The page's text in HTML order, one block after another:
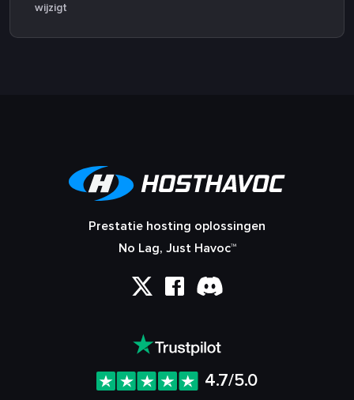
wijzigt
Prestatie hosting oplossingen
No Lag, Just Havoc™
4.7/5.0